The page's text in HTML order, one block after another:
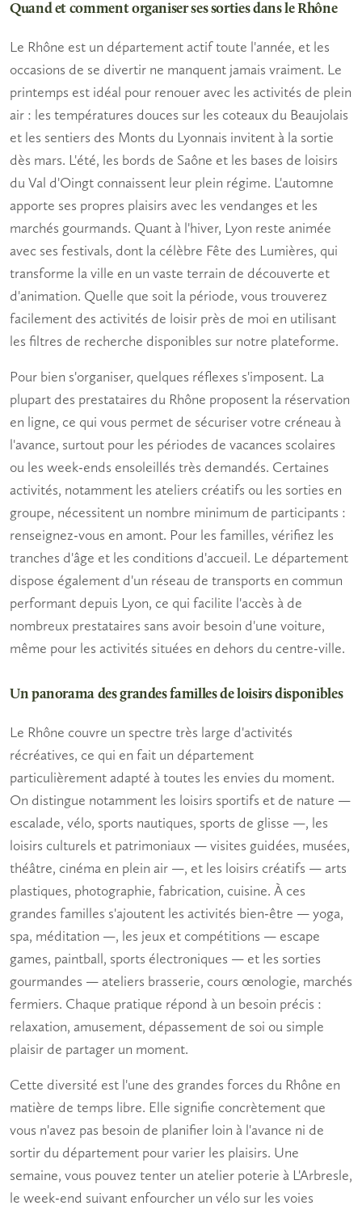
Quand et comment organiser ses sorties dans le Rhône
Le Rhône est un département actif toute l'année, et les
occasions de se divertir ne manquent jamais vraiment. Le
printemps est idéal pour renouer avec les activités de plein
air : les températures douces sur les coteaux du Beaujolais
et les sentiers des Monts du Lyonnais invitent à la sortie
dès mars. L'été, les bords de Saône et les bases de loisirs
du Val d'Oingt connaissent leur plein régime. L'automne
apporte ses propres plaisirs avec les vendanges et les
marchés gourmands. Quant à l'hiver, Lyon reste animée
avec ses festivals, dont la célèbre Fête des Lumières, qui
transforme la ville en un vaste terrain de découverte et
d'animation. Quelle que soit la période, vous trouverez
facilement des activités de loisir près de moi en utilisant
les filtres de recherche disponibles sur notre plateforme.
Pour bien s'organiser, quelques réflexes s'imposent. La
plupart des prestataires du Rhône proposent la réservation
en ligne, ce qui vous permet de sécuriser votre créneau à
l'avance, surtout pour les périodes de vacances scolaires
ou les week-ends ensoleillés très demandés. Certaines
activités, notamment les ateliers créatifs ou les sorties en
groupe, nécessitent un nombre minimum de participants :
renseignez-vous en amont. Pour les familles, vérifiez les
tranches d'âge et les conditions d'accueil. Le département
dispose également d'un réseau de transports en commun
performant depuis Lyon, ce qui facilite l'accès à de
nombreux prestataires sans avoir besoin d'une voiture,
même pour les activités situées en dehors du centre-ville.
Un panorama des grandes familles de loisirs disponibles
Le Rhône couvre un spectre très large d'activités
récréatives, ce qui en fait un département
particulièrement adapté à toutes les envies du moment.
On distingue notamment les loisirs sportifs et de nature —
escalade, vélo, sports nautiques, sports de glisse —, les
loisirs culturels et patrimoniaux — visites guidées, musées,
théâtre, cinéma en plein air —, et les loisirs créatifs — arts
plastiques, photographie, fabrication, cuisine. À ces
grandes familles s'ajoutent les activités bien-être — yoga,
spa, méditation —, les jeux et compétitions — escape
games, paintball, sports électroniques — et les sorties
gourmandes — ateliers brasserie, cours œnologie, marchés
fermiers. Chaque pratique répond à un besoin précis :
relaxation, amusement, dépassement de soi ou simple
plaisir de partager un moment.
Cette diversité est l'une des grandes forces du Rhône en
matière de temps libre. Elle signifie concrètement que
vous n'avez pas besoin de planifier loin à l'avance ni de
sortir du département pour varier les plaisirs. Une
semaine, vous pouvez tenter un atelier poterie à L'Arbresle,
le week-end suivant enfourcher un vélo sur les voies